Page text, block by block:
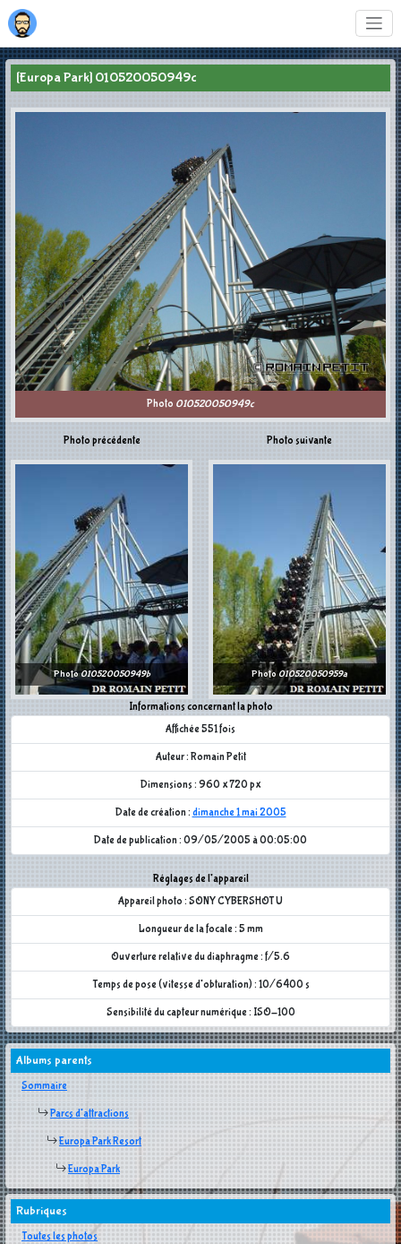
[Europa Park] 010520050949c
Photo 010520050949c
Photo précédente
Photo010520050949b
Informations concernant la photo
Affichée 551 fois
Auteur : Romain Petit
Dimensions : 960 x 720 px
Date de création : dimanche 1 mai 2005
Date de publication : 09/05/2005 à 00:05:00
Réglages de l'appareil
Appareil photo : SONY CYBERSHOT U
Longueur de la focale : 5 mm
Ouverture relative du diaphragme : f/5.6
Temps de pose (vitesse d'obturation) : 10/6400 s
Sensibilité du capteur numérique : ISO-100
Photo suivante
Photo 010520050959a
Albums parents
Sommaire
Parcs d'attractions
Europa Park Resort
Europa Park
Rubriques
Toutes les photos